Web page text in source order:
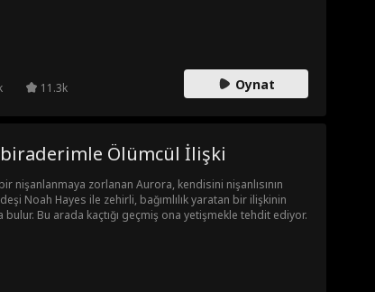
11.3k Oynat
Ölümcül İlişki
nişanlanmaya zorlanan Aurora, kendisini nişanlısının
Noah Hayes ile zehirli, bağımlılık yaratan bir ilişkinin
bulur. Bu arada kaçtığı geçmiş ona yetişmekle tehdit ediyor.